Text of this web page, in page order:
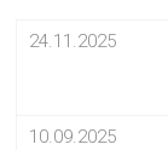
24.11.2025
10.09.2025